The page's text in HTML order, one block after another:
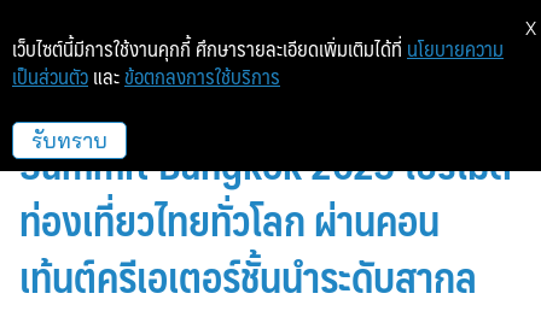
เซ็นทาราร่วมสนับสนุน NAS
Summit Bangkok 2025 โปรโมต
ท่องเที่ยวไทยทั่วโลก ผ่านคอน
เท้นต์ครีเอเตอร์ชั้นนำระดับสากล
เว็บไซต์นี้มีการใช้งานคุกกี้ ศึกษารายละเอียดเพิ่มเติมได้ที่ นโยบายความ
เป็นส่วนตัว และ ข้อตกลงการใช้บริการ
รับทราบ
X